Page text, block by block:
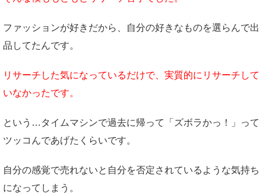
ファッションが好きだから、自分の好きなものを選らんで出
品してたんです。
リサーチした気になっているだけで、実質的にリサーチして
いなかったです。
という…タイムマシンで過去に帰って「ズボラかっ！」って
ツッコんであげたくらいです。
自分の感覚で売れないと自分を否定されているような気持ち
になってしまう。